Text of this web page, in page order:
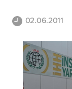
02.06.2011